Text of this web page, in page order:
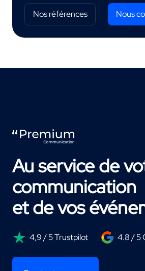
Nos références Nous
Au service de
communication
et de vos
4,9 / 5 Trustpilot 4.8 / 5